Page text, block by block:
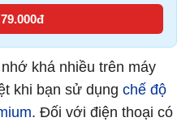
khá nhiều trên máy
khi bạn sử dụng chế độ
. Đối với điện thoại có